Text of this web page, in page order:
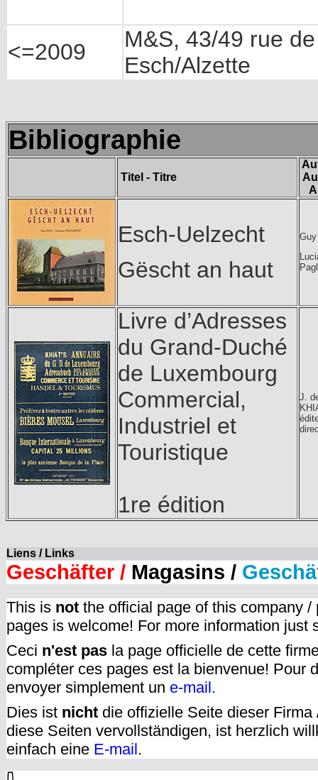
<=2009
M&S, 43/49 rue
Esch/Alzette
Bibliographie
Titel - Titre
Esch-Uelzecht
Gëscht an haut
Livre d’Adresses
du Grand-Duché
de Luxembourg
Commercial,
Industriel et
Touristique
1re édition
J.
Liens / Links
Geschäfter / Magasins /
This is not the official page of this company
pages is welcome! For more information just
Ceci n'est pas la page officielle de cette
compléter ces pages est la bienvenue! Pour
envoyer simplement un e-mail.
Dies ist nicht die offizielle Seite dieser
diese Seiten vervollständigen, ist herzlich
einfach eine E-mail.